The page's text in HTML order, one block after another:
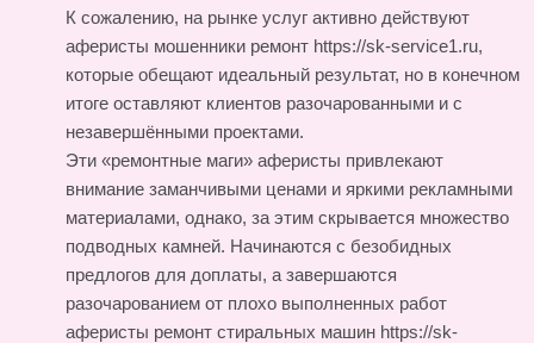
К сожалению, на рынке услуг активно действуют
аферисты мошенники ремонт https://sk-service1.ru,
которые обещают идеальный результат, но в конечном
итоге оставляют клиентов разочарованными и с
незавершёнными проектами.
Эти «ремонтные маги» аферисты привлекают
внимание заманчивыми ценами и яркими рекламными
материалами, однако, за этим скрывается множество
подводных камней. Начинаются с безобидных
предлогов для доплаты, а завершаются
разочарованием от плохо выполненных работ
аферисты ремонт стиральных машин https://sk-